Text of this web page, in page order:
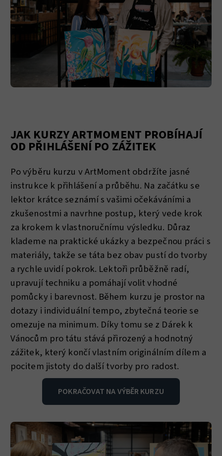
JAK KURZY ARTMOMENT PROBÍHAJÍ
OD PŘIHLÁŠENÍ PO ZÁŽITEK
Po výběru kurzu v ArtMoment obdržíte jasné
instrukce k přihlášení a průběhu. Na začátku se
lektor krátce seznámí s vašimi očekáváními a
zkušenostmi a navrhne postup, který vede krok
za krokem k vlastnoručnímu výsledku. Důraz
klademe na praktické ukázky a bezpečnou práci s
materiály, takže se táta bez obav pustí do tvorby
a rychle uvidí pokrok. Lektoři průběžně radí,
upravují techniku a pomáhají volit vhodné
pomůcky i barevnost. Během kurzu je prostor na
dotazy i individuální tempo, zbytečná teorie se
omezuje na minimum. Díky tomu se z Dárek k
Vánocům pro tátu stává přirozený a hodnotný
zážitek, který končí vlastním originálním dílem a
pocitem jistoty do další tvorby pro radost.
POKRAČOVAT NA VÝBĚR KURZU